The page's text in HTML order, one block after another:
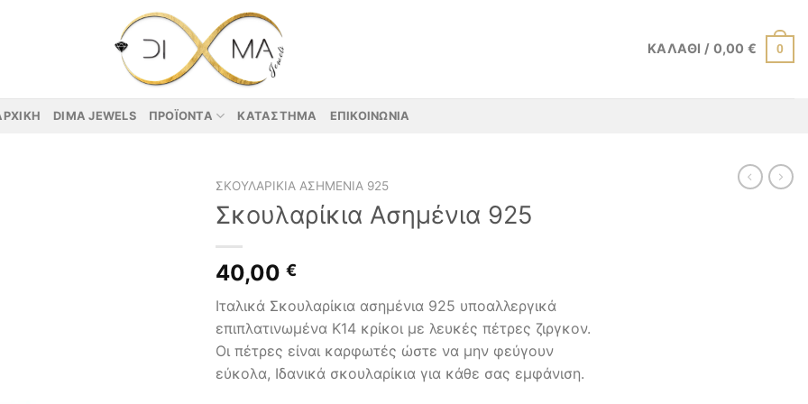
ΚΑΛΆΘΙ / 0,00€ 0
DIMA JEWELS ΠΡΟΪΌΝΤΑ ΚΑΤΆΣΤΗΜΑ ΕΠΙΚΟΙΝΩΝΊΑ
ΣΚΟΥΛΑΡΊΚΙΑ ΑΣΗΜΈΝΙΑ 925
Σκουλαρίκια Ασημένια 925
40,00 €
Ιταλικά Σκουλαρίκια ασημένια 925 υποαλλεργικά
επιπλατινωμένα Κ14 κρίκοι με λευκές πέτρες ζιργκον.
Οι πέτρες είναι καρφωτές ώστε να μην φεύγουν
εύκολα, Ιδανικά σκουλαρίκια για κάθε σας εμφάνιση.